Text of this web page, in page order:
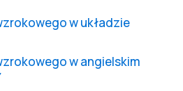
w układzie
w angielskim